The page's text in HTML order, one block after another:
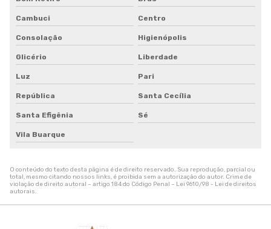
Tela de proteção contra granizo
Tela de quadra de tenis
Tela de sombreamento 50
Tela de sombreamento 50 preço
Tela de sombreamento 70
Tela de sombreamento colorida
Tela de sombreamento impermeável
Tela de sombreamento onde comprar
Tela de sombreamento para alface
Tela de sombreamento para estufa
Tela de sombreamento para quadra
Tela de sombreamento para quadra de tenis
Tela de sombreamento sob medida
Tela de sombreamento solar
Cambuci Centro
Consolação Higienópolis
Glicério Liberdade
Luz Pari
República Santa Cecília
Santa Efigênia Sé
Vila Buarque
O conteúdo do texto desta página é de direito reservado. Sua reprodução, parcial ou
total, mesmo citando nossos links, é proibida sem a autorização do autor. Crime de
violação de direito autoral – artigo 184 do Código Penal – Lei 9610/98 - Lei de direitos
autorais.